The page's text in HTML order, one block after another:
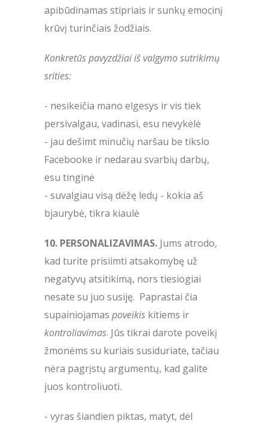
apibūdinamas stipriais ir sunkų emocinį
krūvį turinčiais žodžiais.
Konkretūs pavyzdžiai iš valgymo sutrikimų
srities:
- nesikeičia mano elgesys ir vis tiek
persivalgau, vadinasi, esu nevykėlė
- jau dešimt minučių naršau be tikslo
Facebooke ir nedarau svarbių darbų,
esu tinginė
- suvalgiau visą dėžę ledų - kokia aš
bjaurybė, tikra kiaulė
10. PERSONALIZAVIMAS. Jums atrodo,
kad turite prisiimti atsakomybę už
negatyvų atsitikimą, nors tiesiogiai
nesate su juo susiję. Paprastai čia
supainiojamas poveikis kitiems ir
kontroliavimas. Jūs tikrai darote poveikį
žmonėms su kuriais susiduriate, tačiau
nėra pagrįstų argumentų, kad galite
juos kontroliuoti.
- vyras šiandien piktas, matyt, dėl